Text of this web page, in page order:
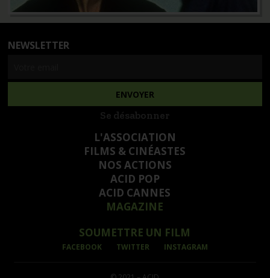
NEWSLETTER
Se désabonner
L'ASSOCIATION
FILMS & CINÉASTES
NOS ACTIONS
ACID POP
ACID CANNES
MAGAZINE
SOUMETTRE UN FILM
FACEBOOK TWITTER INSTAGRAM